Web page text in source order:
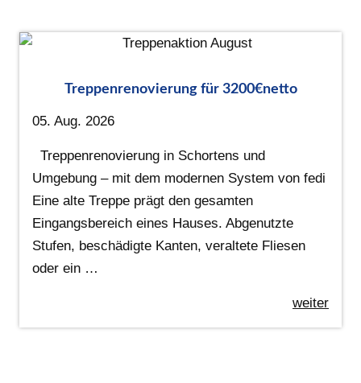
Treppenrenovierung für 3200€netto
05. Aug. 2026
Treppenrenovierung in Schortens und
Umgebung – mit dem modernen System von fedi
Eine alte Treppe prägt den gesamten
Eingangsbereich eines Hauses. Abgenutzte
Stufen, beschädigte Kanten, veraltete Fliesen
oder ein …
weiter